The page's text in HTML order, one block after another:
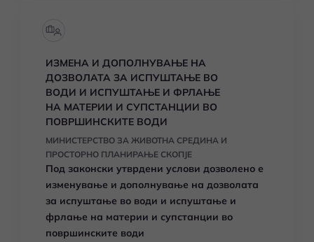
ИЗМЕНА И ДОПОЛНУВАЊЕ НА
ДОЗВОЛАТА ЗА ИСПУШТАЊЕ ВО
ВОДИ И ИСПУШТАЊЕ И ФРЛАЊЕ
НА МАТЕРИИ И СУПСТАНЦИИ ВО
ПОВРШИНСКИТЕ ВОДИ
МИНИСТЕРСТВО ЗА ЖИВОТНА СРЕДИНА И
ПРОСТОРНО ПЛАНИРАЊЕ СКОПЈЕ
Под законски утврдени услови дозволено е
изменување и дополнување на дозволата
за испуштање во води и испуштање и
фрлање на материи и супстанции во
површинските води